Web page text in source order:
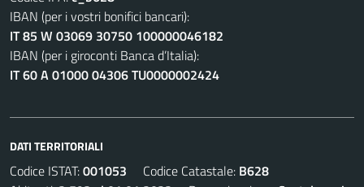
IBAN (per i vostri bonifici bancari):
IT 85 W 03069 30750 100000046182
IBAN (per i giroconti Banca d’Italia):
IT 60 A 01000 04306 TU0000002424
DATI TERRITORIALI
Codice ISTAT:001053 Codice Catastale: B628